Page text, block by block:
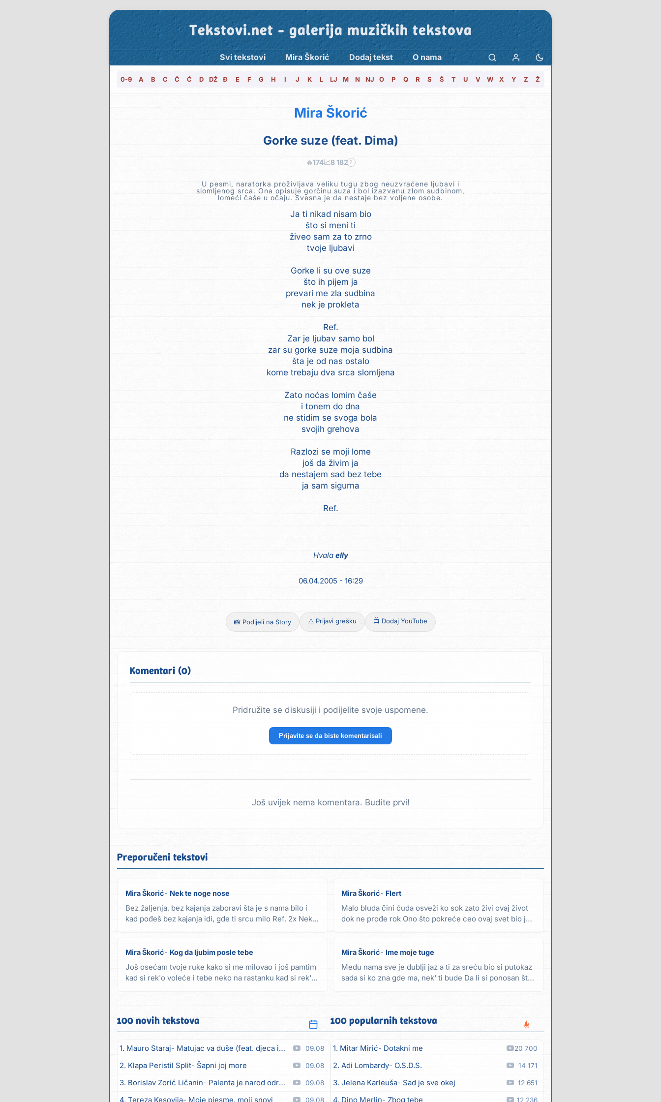
Tekstovi.net - galerija muzičkih tekstova
Svi tekstovi Mira Škorić Dodaj tekst O nama
0-9 A B C Č Ć D DŽ Đ E F G H I J K L LJ M N NJ O P Q R S Š T U V W X Y Z Ž
Mira Škorić
Gorke suze (feat. Dima)
🔥174📈8 182 ?
U pesmi, naratorka proživljava veliku tugu zbog neuzvraćene ljubavi i
slomljenog srca. Ona opisuje gorčinu suza i bol izazvanu zlom sudbinom,
lomeći čaše u očaju. Svesna je da nestaje bez voljene osobe.
Ja ti nikad nisam bio
što si meni ti
živeo sam za to zrno
tvoje ljubavi
Gorke li su ove suze
što ih pijem ja
prevari me zla sudbina
nek je prokleta
Ref.
Zar je ljubav samo bol
zar su gorke suze moja sudbina
šta je od nas ostalo
kome trebaju dva srca slomljena
Zato noćas lomim čaše
i tonem do dna
ne stidim se svoga bola
svojih grehova
Razlozi se moji lome
još da živim ja
da nestajem sad bez tebe
ja sam sigurna
Ref.
Hvala elly
06.04.2005 - 16:29
📸 Podijeli na Story ⚠️ Prijavi grešku 📺 Dodaj YouTube
Komentari (0)
Pridružite se diskusiji i podijelite svoje uspomene.
Prijavite se da biste komentarisali
Još uvijek nema komentara. Budite prvi!
Preporučeni tekstovi
Mira Škorić Nek te noge nose
Bez žaljenja, bez kajanja zaboravi šta je s nama bilo i
kad pođeš bez kajanja idi, gde ti srcu milo Ref. 2x Nek
Mira Škorić Flert
Malo bluda čini čuda osveži ko sok zato živi ovaj život
dok ne prođe rok Ono što pokreće ceo ovaj svet bio je i
Mira Škorić Kog da ljubim posle tebe
Još osećam tvoje ruke kako si me milovao i još pamtim
kad si rek'o voleće i tebe neko na rastanku kad si rek'o
Mira Škorić Ime moje tuge
Među nama sve je dublji jaz a ti za sreću bio si putokaz
sada si ko zna gde ma, nek' ti bude Da li si ponosan što
100 novih tekstova
1. Mauro Staraj Matujac va duše (feat. djeca iz Matulja) 09.08
2. Klapa Peristil Split Šapni joj more 09.08
3. Borislav Zorić Ličanin Palenta je narod održala 09.08
4. Tereza Kesovija Moje pjesme, moji snovi 09.08
100 popularnih tekstova
1. Mitar Mirić Dotakni me 20 700
2. Adi Lombardy O.S.D.S. 14 171
3. Jelena Karleuša Sad je sve okej 12 651
4. Dino Merlin Zbog tebe 12 236